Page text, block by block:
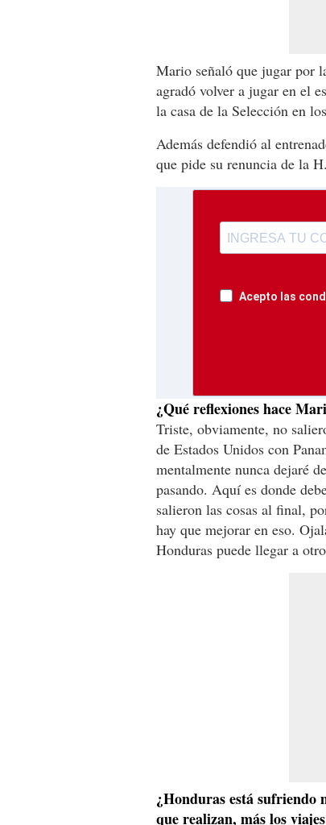
Mario señaló que jugar por
agradó volver a jugar en el
la casa de la Selección en
Además defendió al
que pide su renuncia de la H.
Acepto las
¿Qué reflexiones hace
Triste, obviamente, no
de Estados Unidos con
mentalmente nunca dejaré
pasando. Aquí es donde
salieron las cosas al final,
hay que mejorar en eso.
Honduras puede llegar a
¿Honduras está sufriendo
que realizan, más los